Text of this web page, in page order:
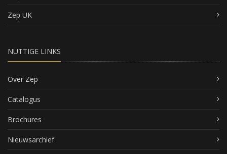
Zep UK
NUTTIGE LINKS
Over Zep
Catalogus
Brochures
Nieuwsarchief